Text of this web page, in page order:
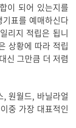
이 되어 있는지를
표를 예매하신다
리지 적립은 됩니
상황에 따라 적립
신 그만큼 더 저렴
, 원월드, 바닐라얼
중 가장 대표적인